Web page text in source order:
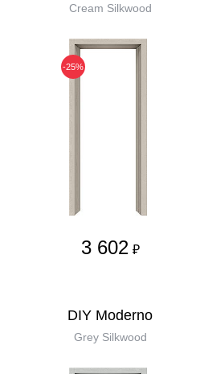
Cream Silkwood
-25%
3 602 ₽
DIY Moderno
Grey Silkwood